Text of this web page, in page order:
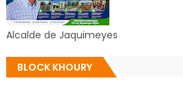
Alcalde de Jaquimeyes
BLOCK KHOURY